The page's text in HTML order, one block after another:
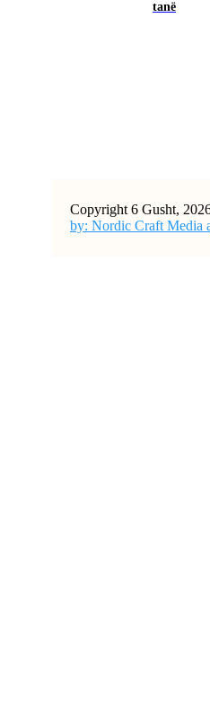
tanë
Copyright 6 Gusht,
by: Nordic Craft Media